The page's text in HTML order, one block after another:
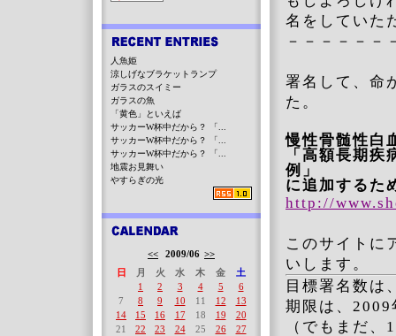
名をしていた
－－－－－－
署名して、命
た。
慢性骨髄性
「高額長期
例」
に追加するた
http://
このサイトに
いします。
目標署名数は
期限は、
（でもまだ
人魚姫
涼しげなブラケットランプ
ガラスのスイミー
ガラスの魚
「黄色」といえば
サッカーW杯中だから？ 「...
サッカーW杯中だから？ 「...
サッカーW杯中だから？ 「...
地震お見舞い
やすらぎの光
<< 2009/06 >>
日
月 火 水 木 金
土
1
2 3 4 5
6
7
8 9 10 11 12
13
14
15 16 17 18 19
20
21
22 23 24 25 26
27